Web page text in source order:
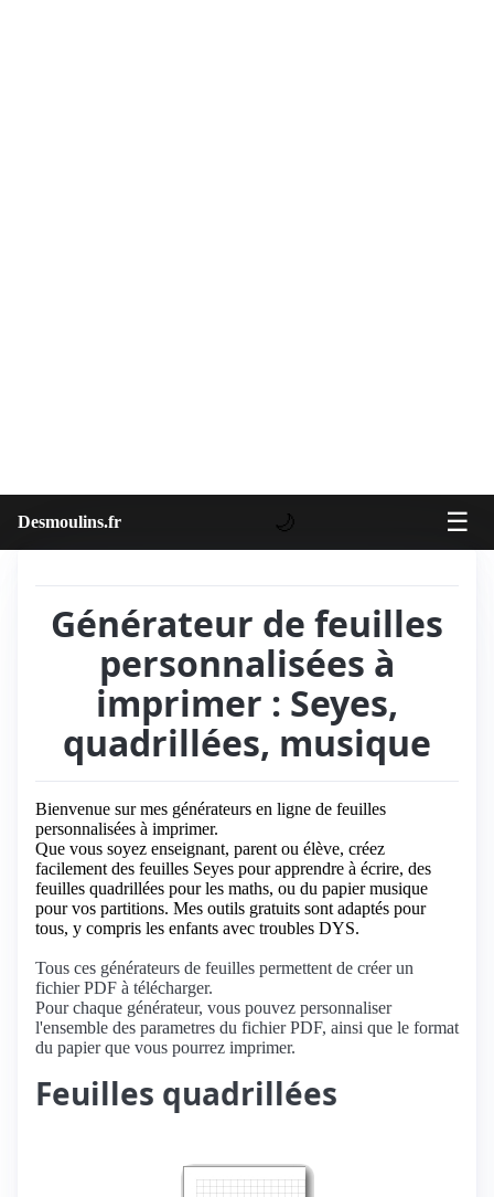
Desmoulins.fr 🌙 ☰
Générateur de feuilles
personnalisées à
imprimer : Seyes,
quadrillées, musique
Bienvenue sur mes générateurs en ligne de feuilles
personnalisées à imprimer.
Que vous soyez enseignant, parent ou élève, créez
facilement des feuilles Seyes pour apprendre à écrire, des
feuilles quadrillées pour les maths, ou du papier musique
pour vos partitions. Mes outils gratuits sont adaptés pour
tous, y compris les enfants avec troubles DYS.
Tous ces générateurs de feuilles permettent de créer un
fichier PDF à télécharger.
Pour chaque générateur, vous pouvez personnaliser
l'ensemble des parametres du fichier PDF, ainsi que le format
du papier que vous pourrez imprimer.
Feuilles quadrillées